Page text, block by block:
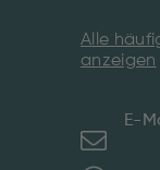
Alle
anzeigen
E-